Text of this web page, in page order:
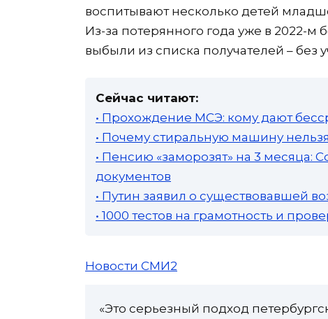
воспитывают несколько детей
Из-за потерянного года уже в 2022-м
выбыли из списка получателей – без
Сейчас читают:
• Прохождение МСЭ: кому дают
• Почему стиральную машину
• Пенсию «заморозят» на 3 месяца:
документов
• Путин заявил о существовавшей
• 1000 тестов на грамотность и
Новости СМИ2
«Это серьезный подход